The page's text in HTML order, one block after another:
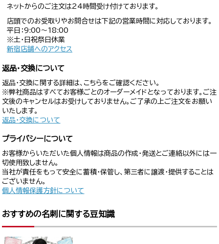
ネットからのご注文は24時間受け付けております。
店頭でのお受取りやお問合せは下記の営業時間に対応しております。
平日：9:00〜18:00
※土・日祝祭日休業
新宿店舗へのアクセス
返品・交換について
返品・交換に関する詳細は、こちらをご確認ください。
※弊社商品はすべてお客様ごとのオーダーメイドとなっております。ご注
文後のキャンセルはお受けしておりません。ご了承の上ご注文をお願い
いたします。
返品・交換について
プライバシーについて
お客様からいただいた個人情報は商品の作成・発送とご連絡以外には一
切使用致しません。
当社が責任をもって安全に蓄積・保管し、第三者に譲渡・提供することは
ございません。
個人情報保護方針について
おすすめの名刺に関する豆知識